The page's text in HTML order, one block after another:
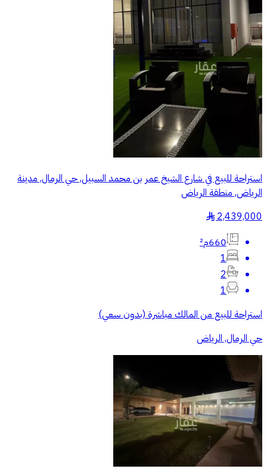
استراحة للبيع في شارع الشيخ عمر بن محمد السبيل, حي الرمال, مدينة
الرياض, منطقة الرياض
2,439,000
§
660م²
1
2
1
استراحة للبيع من المالك مباشرة (بدون سعي)
حي الرمال, الرياض